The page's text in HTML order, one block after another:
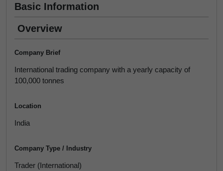
Basic Information
Overview
Company Brief
International trading company with a yearly capacity of
100,000 tonnes
Location
India
Company Type / Industry
Trader (International)